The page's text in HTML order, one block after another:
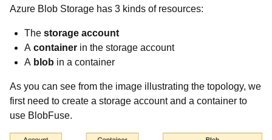
Azure Blob Storage has 3 kinds of resources:
The storage account
A container in the storage account
A blob in a container
As you can see from the image illustrating the topology, we
first need to create a storage account and a container to
use BlobFuse.